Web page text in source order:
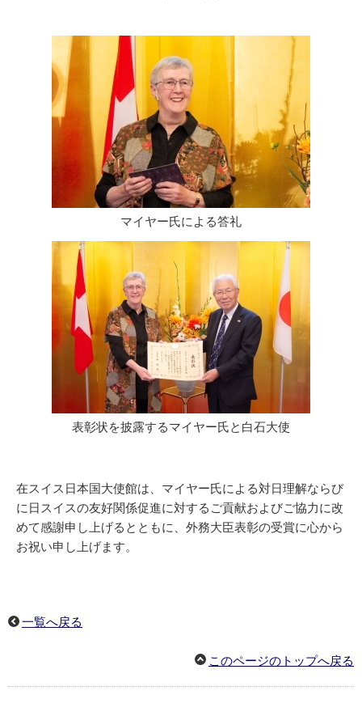
マイヤー氏による答礼
表彰状を披露するマイヤー氏と白石大使
在スイス日本国大使館は、マイヤー氏による対日理解ならび
に日スイスの友好関係促進に対するご貢献およびご協力に改
めて感謝申し上げるとともに、外務大臣表彰の受賞に心から
お祝い申し上げます。
一覧へ戻る
このページのトップへ戻る